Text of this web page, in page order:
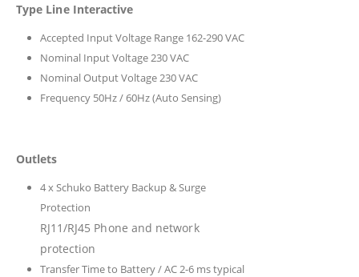
Type Line Interactive
Accepted Input Voltage Range 162-290 VAC
Nominal Input Voltage 230 VAC
Nominal Output Voltage 230 VAC
Frequency 50Hz / 60Hz (Auto Sensing)
Outlets
4 x Schuko Battery Backup & Surge
Protection
RJ11/RJ45 Phone and network
protection
Transfer Time to Battery / AC 2-6 ms typical